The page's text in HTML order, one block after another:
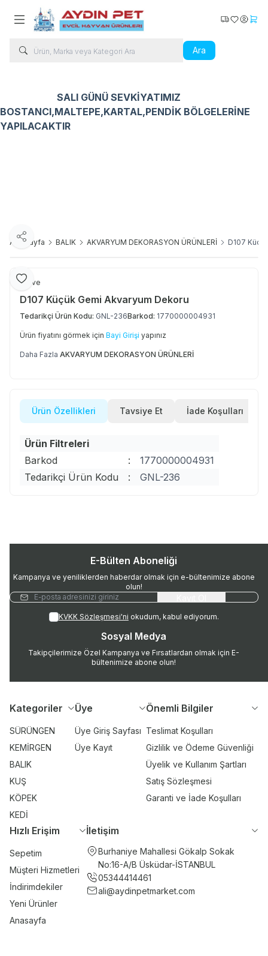
Ara
Kargo Takip
Favorilerim
SALI GÜNÜ SEVKİYATIMIZ
BOSTANCI,MALTEPE,KARTAL,PENDİK BÖLGELERİNE
YAPILACAKTIR
Ana Sayfa BALIK AKVARYUM DEKORASYON ÜRÜNLERİ D107
Favoriye Ekle
Paylaş
Curve
D107 Küçük Gemi Akvaryum Dekoru
Tedarikçi Ürün Kodu: GNL-236Barkod: 1770000004931
Ürün fiyatını görmek için Bayi Girişi yapınız
Daha Fazla AKVARYUM DEKORASYON ÜRÜNLERİ
Ürün Özellikleri Tavsiye Et İade Koşulları
Ürün Filtreleri
Barkod
:
1770000004931
Tedarikçi Ürün Kodu
: GNL-236
E-Bülten Aboneliği
Kampanya ve yeniliklerden haberdar olmak için e-bültenimize abone
olun!
KVKK Sözleşmesi'ni okudum, kabul ediyorum.
Sosyal Medya
Takipçilerimize Özel Kampanya ve Fırsatlardan olmak için E-
bültenimize abone olun!
Kategoriler
SÜRÜNGEN
KEMİRGEN
BALIK
KUŞ
KÖPEK
KEDİ
Üye
Üye Giriş Sayfası
Üye Kayıt
Önemli Bilgiler
Teslimat Koşulları
Gizlilik ve Ödeme Güvenliği
Üyelik ve Kullanım Şartları
Satış Sözleşmesi
Garanti ve İade Koşulları
Hızlı Erişim
Sepetim
Müşteri Hizmetleri
İndirimdekiler
Yeni Ürünler
Anasayfa
İletişim
Burhaniye Mahallesi Gökalp Sokak
No:16-A/B Üsküdar-İSTANBUL
05344414461
ali@aydinpetmarket.com